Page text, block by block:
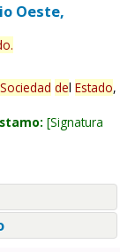
Oeste,
.
Sociedad del Estado,
Signatura